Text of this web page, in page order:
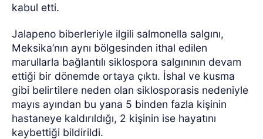
kabul etti.
Jalapeno biberleriyle ilgili salmonella salgını,
Meksika’nın aynı bölgesinden ithal edilen
marullarla bağlantılı siklospora salgınının devam
ettiği bir dönemde ortaya çıktı. İshal ve kusma
gibi belirtilere neden olan siklosporasis nedeniyle
mayıs ayından bu yana 5 binden fazla kişinin
hastaneye kaldırıldığı, 2 kişinin ise hayatını
kaybettiği bildirildi.